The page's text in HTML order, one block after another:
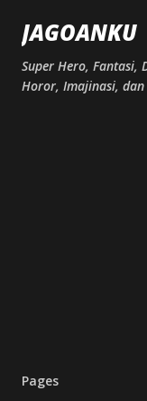
JAGOANKU
Super Hero, Fantasi,
Horor, Imajinasi, dan
Pages